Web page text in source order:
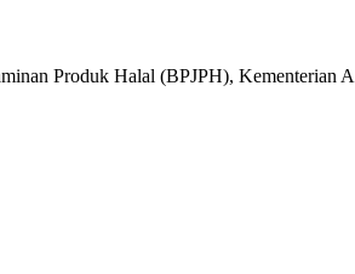
Produk Halal (BPJPH), Kementerian